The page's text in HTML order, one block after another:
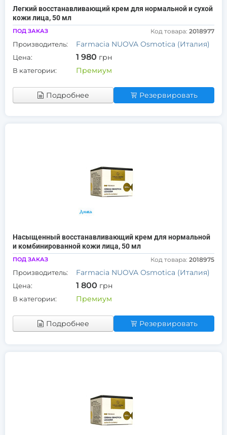
Легкий восстанавливающий крем для нормальной и сухой
кожи лица, 50 мл
ПОД ЗАКАЗ Код товара: 2018977
Производитель: Farmacia NUOVA Osmotica (Италия)
Цена: 1 980 грн
В категории: Премиум
Подробнее Резервировать
Насыщенный восстанавливающий крем для нормальной
и комбинированной кожи лица, 50 мл
ПОД ЗАКАЗ Код товара: 2018975
Производитель: Farmacia NUOVA Osmotica (Италия)
Цена: 1 800 грн
В категории: Премиум
Подробнее Резервировать